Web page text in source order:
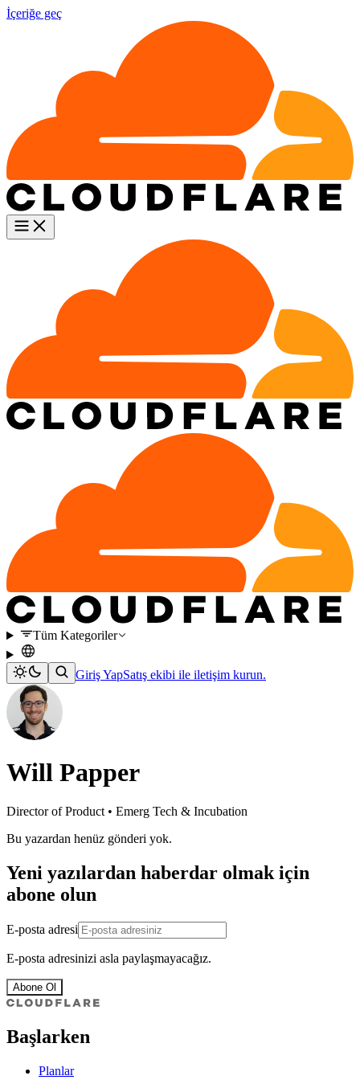
İçeriğe geç
Tüm Kategoriler
Giriş YapSatış ekibi ile iletişim kurun.
Will Papper
Director of Product • Emerg Tech & Incubation
Bu yazardan henüz gönderi yok.
Yeni yazılardan haberdar olmak için
abone olun
E-posta adresi
E-posta adresinizi asla paylaşmayacağız.
Abone Ol
Başlarken
Planlar